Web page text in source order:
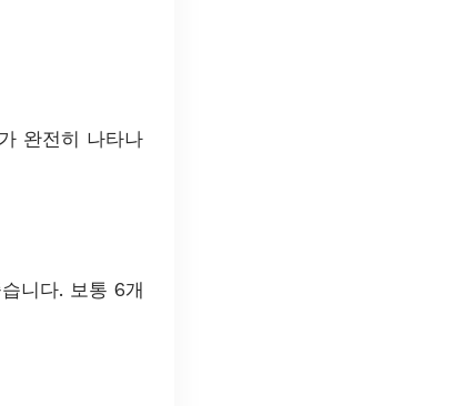
완전히 나타나
니다. 보통 6개